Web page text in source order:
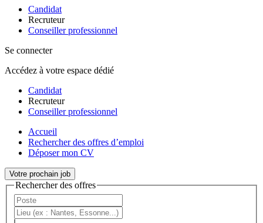
Candidat
Recruteur
Conseiller professionnel
Se connecter
Accédez à votre espace dédié
Candidat
Recruteur
Conseiller professionnel
Accueil
Rechercher des offres d’emploi
Déposer mon CV
Votre prochain job
Rechercher des offres